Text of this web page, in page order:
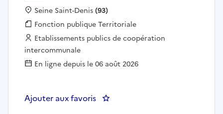
Localisation :
Seine Saint-Denis(93)
Fonction publique :
Fonction publique Territoriale
Employeur :
Etablissements publics de coopération
intercommunale
En ligne depuis le 06 août 2026
Ajouter aux favoris : Responsable de service